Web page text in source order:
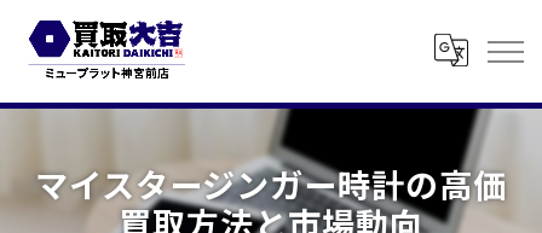
マイスタージンガー時計の高価
買取方法と市場動向